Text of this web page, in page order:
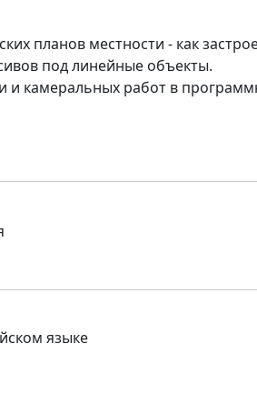
планов местности - как
под линейные объекты.
и камеральных работ в
языке